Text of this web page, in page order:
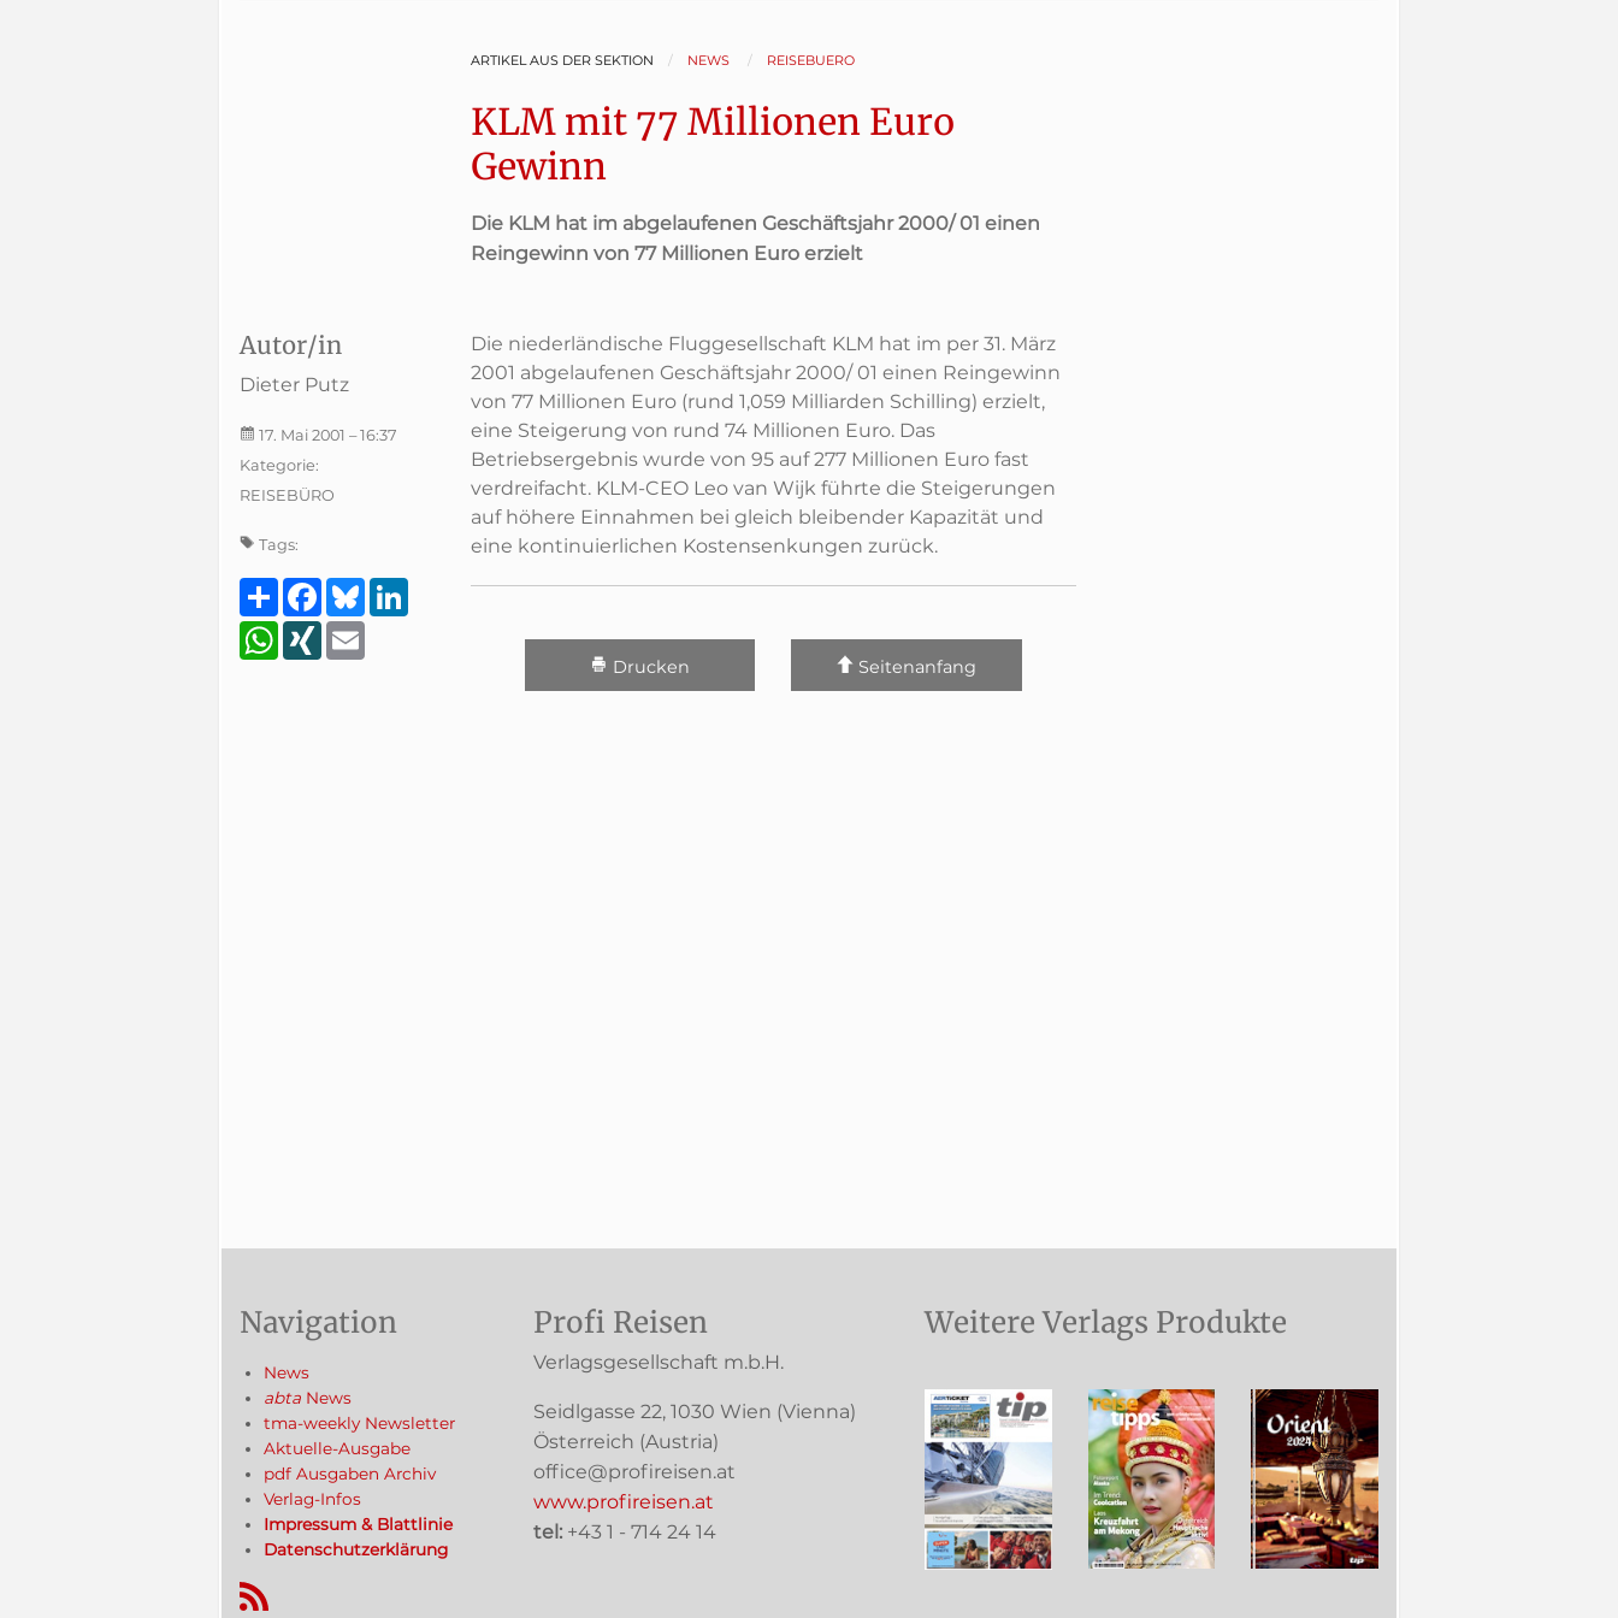
ARTIKEL AUS DER SEKTION NEWS REISEBUERO
KLM mit 77 Millionen Euro
Gewinn
Die KLM hat im abgelaufenen Geschäftsjahr 2000/ 01 einen
Reingewinn von 77 Millionen Euro erzielt
Autor/in
Dieter Putz
17. Mai 2001 – 16:37
Kategorie:
REISEBÜRO
Tags:
TeilenFacebook
BlueskyLinkedIn
WhatsApp
XING
Die niederländische Fluggesellschaft KLM hat im per 31. März
2001 abgelaufenen Geschäftsjahr 2000/ 01 einen Reingewinn
von 77 Millionen Euro (rund 1,059 Milliarden Schilling) erzielt,
eine Steigerung von rund 74 Millionen Euro. Das
Betriebsergebnis wurde von 95 auf 277 Millionen Euro fast
verdreifacht. KLM-CEO Leo van Wijk führte die Steigerungen
auf höhere Einnahmen bei gleich bleibender Kapazität und
eine kontinuierlichen Kostensenkungen zurück.
Drucken Seitenanfang
Navigation
News
abta News
tma-weekly Newsletter
Aktuelle-Ausgabe
pdf Ausgaben Archiv
Verlag-Infos
Impressum & Blattlinie
Datenschutzerklärung
RSS-Feed
Profi Reisen
Verlagsgesellschaft m.b.H.
Seidlgasse 22, 1030 Wien (Vienna)
Österreich (Austria)
office@profireisen.at
www.profireisen.at
tel: +43 1 - 714 24 14
Weitere Verlags Produkte